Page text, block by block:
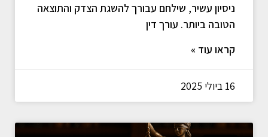
ניסיון עשיר, שילחם עבורך להשגת הצדק והתוצאה
הטובה ביותר. עורך דין
קראו עוד »
16 ביולי 2025